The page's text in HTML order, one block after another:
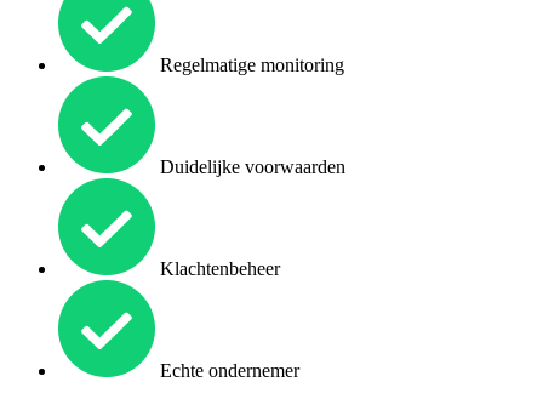
Regelmatige monitoring
Duidelijke voorwaarden
Klachtenbeheer
Echte ondernemer